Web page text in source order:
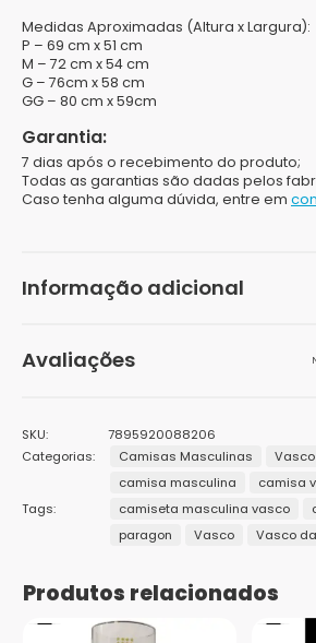
Medidas Aproximadas (Altura x Largura):
P – 69 cm x 51 cm
M – 72 cm x 54 cm
G – 76cm x 58 cm
GG – 80 cm x 59cm
Garantia:
7 dias após o recebimento do produto;
Todas as garantias são dadas pelos
Caso tenha alguma dúvida, entre em
Informação adicional
Cor
Marcas
Tamanhos
Avaliações
Masculina”
O seu endereço de e-mail não será
obrigatórios são marcados
Sua avaliação*
5
estrelas
estrelas
SKU:
7895920088206
Categorias:
Camisas Masculinas Vasco
Tags:
camisa masculina
camisa
camiseta masculina vasco
paragon
Vasco Vasco
Produtos relacionados